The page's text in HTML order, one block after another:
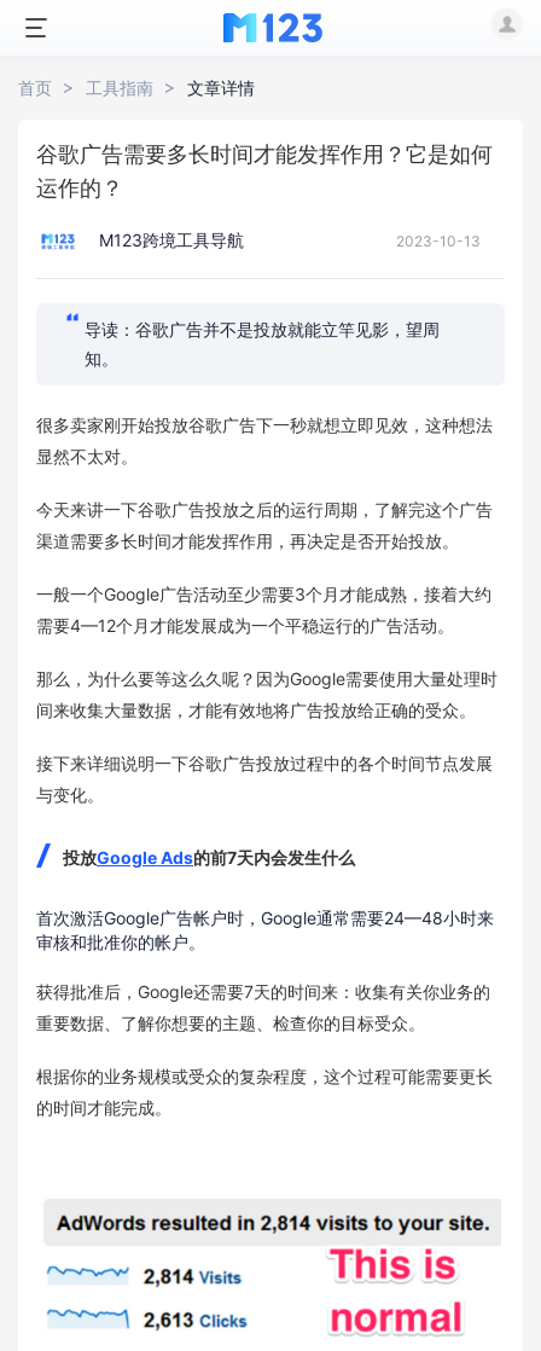
首页 工具指南 文章详情
谷歌广告需要多长时间才能发挥作用？它是如何
运作的？
M123跨境工具导航 2023-10-13
导读：谷歌广告并不是投放就能立竿见影，望周
知。
很多卖家刚开始投放谷歌广告下一秒就想立即见效，这种想法
显然不太对。
今天来讲一下谷歌广告投放之后的运行周期，了解完这个广告
渠道需要多长时间才能发挥作用，再决定是否开始投放。
一般一个Google广告活动至少需要3个月才能成熟，接着大约
需要4—12个月才能发展成为一个平稳运行的广告活动。
那么，为什么要等这么久呢？因为Google需要使用大量处理时
间来收集大量数据，才能有效地将广告投放给正确的受众。
接下来详细说明一下谷歌广告投放过程中的各个时间节点发展
与变化。
投放Google Ads的前7天内会发生什么
首次激活Google广告帐户时，Google通常需要24—48小时来
审核和批准你的帐户。
获得批准后，Google还需要7天的时间来：收集有关你业务的
重要数据、了解你想要的主题、检查你的目标受众。
根据你的业务规模或受众的复杂程度，这个过程可能需要更长
的时间才能完成。